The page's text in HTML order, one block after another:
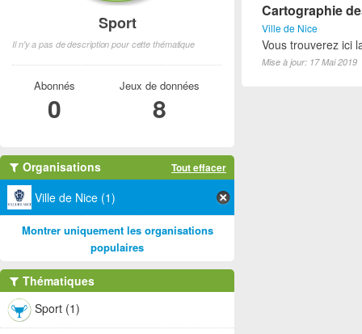
Cartographie
Ville de Nice
Vous trouverez ici
Mise à jour: 17 Mai 2019
Sport
Il n'y a pas de description pour cette thématique
Abonnés
0
Jeux de données
8
Organisations Tout effacer
Ville de Nice (1)
Montrer uniquement les organisations
populaires
Thématiques
Sport (1)